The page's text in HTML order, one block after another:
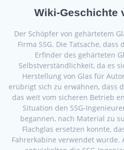
Wiki-Geschichte
Der Schöpfer von gehärtetem
Firma SSG. Die Tatsache,
Erfinder des gehärteten
Selbstverständlichkeit, da es
Herstellung von Glas für
erübrigt sich zu erwähnen, dass
das weit vom sicheren Betrieb
Situation den SSG-
begannen, nach Material zu
Flachglas ersetzen konnte,
Fahrerkabine verwendet wurde.